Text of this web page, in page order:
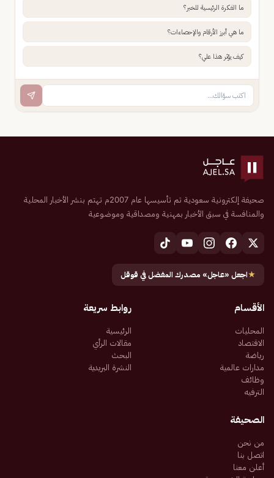
ما الفكرة الرئيسية للخبر؟
ما هي أبرز الأرقام والإحصاءات؟
كيف يؤثر هذا علي؟
صحيفة إلكترونية سعودية تم تأسيسها عام 2007م تهتم بنشر الأخبار المحلية
والمنافسة في سبق الأخبار بمهنية ومصداقية وموضوعية
★اجعل «عاجل» مصدرك المفضل في قوقل
الأقسام
المحليات
الاقتصاد
رياضة
مدارات عالمية
وظائف
الترفيه
روابط سريعة
الرئيسية
مقالات الرأي
البحث
النشرة البريدية
الصحيفة
من نحن
اتصل بنا
أعلن معنا